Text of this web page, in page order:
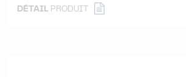
DÉTAIL PRODUIT